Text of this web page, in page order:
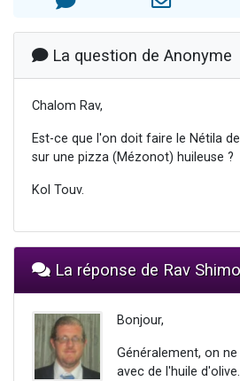
La question de Anonyme
Chalom Rav,
Est-ce que l'on doit faire le Nétila
sur une pizza (Mézonot) huileuse ?
Kol Touv.
La réponse de Rav
Bonjour,
Généralement, on
avec de l'huile